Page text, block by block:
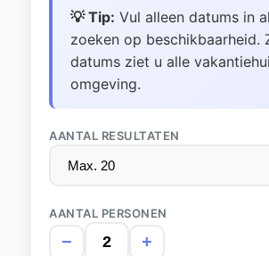
💡 Tip: Vul alleen datums in
zoeken op beschikbaarheid.
datums ziet u alle
omgeving.
AANTAL RESULTATEN
AANTAL PERSONEN
− +